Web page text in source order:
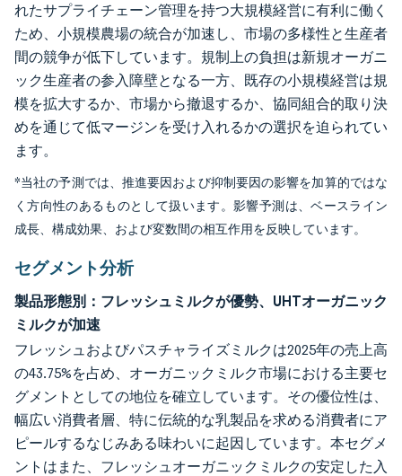
れたサプライチェーン管理を持つ大規模経営に有利に働く
ため、小規模農場の統合が加速し、市場の多様性と生産者
間の競争が低下しています。規制上の負担は新規オーガニ
ック生産者の参入障壁となる一方、既存の小規模経営は規
模を拡大するか、市場から撤退するか、協同組合的取り決
めを通じて低マージンを受け入れるかの選択を迫られてい
ます。
*当社の予測では、推進要因および抑制要因の影響を加算的ではな
く方向性のあるものとして扱います。影響予測は、ベースライン
成長、構成効果、および変数間の相互作用を反映しています。
セグメント分析
製品形態別：フレッシュミルクが優勢、UHTオーガニック
ミルクが加速
フレッシュおよびパスチャライズミルクは2025年の売上高
の43.75%を占め、オーガニックミルク市場における主要セ
グメントとしての地位を確立しています。その優位性は、
幅広い消費者層、特に伝統的な乳製品を求める消費者にア
ピールするなじみある味わいに起因しています。本セグメ
ントはまた、フレッシュオーガニックミルクの安定した入